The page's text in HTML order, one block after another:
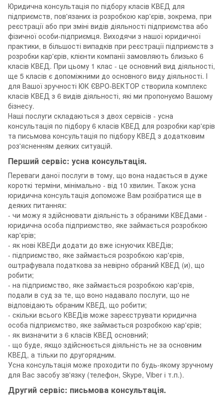
Юридична консультація по підбору класів КВЕД для
підприємств, пов'язаних із розробкою кар'єрів, зокрема, при
реєстрації або при зміні видів діяльності підприємства або
фізичної особи-підприємця. Виходячи з нашої юридичної
практики, в більшості випадків при реєстрації підприємств з
розробки кар'єрів, клієнти компанії замовляють близько 6
класів КВЕД. При цьому 1 клас - це основний вид діяльності,
ще 5 класів є допоміжними до основного виду діяльності. І
для Вашої зручності ЮК ЄВРО-ВЕКТОР створила комплекс
класів КВЕД з 6 видів діяльності, які ми пропонуємо Вашому
бізнесу.
Наші послуги складаються з двох сервісів - усна
консультація по підбору 6 класів КВЕД для розробки кар'єрів
та письмова консультація по підбору КВЕД з додатковим
роз'ясненням деяких ситуацій.
Перший сервіс: усна консультація.
Переваги даної послуги в тому, що вона надається в дуже
короткі терміни, мінімально - від 10 хвилин. Також усна
юридична консультація допоможе Вам розібратися ще в
деяких питаннях:
- чи можу я здійснювати діяльність з обраними КВЕДами -
юридична особа підприємство, яке займається розробкою
кар'єрів;
- як нові КВЕДи додати до вже існуючих КВЕДів;
- підприємство, яке займається розробкою кар'єрів,
оштрафувала податкова за невірно обраний КВЕД (и), що
робити;
- на підприємство, яке займається розробкою кар'єрів,
подали в суд за те, що воно надавало послуги, що не
відповідають обраним КВЕД, що робити;
- скільки всього КВЕДів може зареєструвати юридична
особа підприємство, яке займається розробкою кар'єрів;
- як визначити з 6 класів КВЕД основний;
- що буде, якщо здійснюється діяльність не за основним
КВЕД, а тільки по другорядним.
Усна консультація може проходити по будь-якому зручному
для Вас засобу зв'язку (телефон, Skype, Viber і т.п.).
Другий сервіс: письмова консультація.